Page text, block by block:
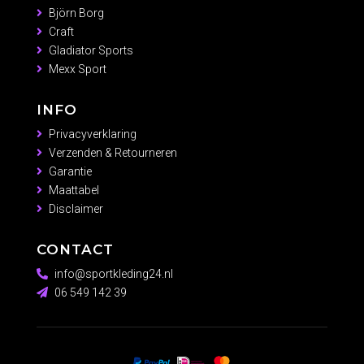
Björn Borg
Craft
Gladiator Sports
Mexx Sport
INFO
Privacyverklaring
Verzenden & Retourneren
Garantie
Maattabel
Disclaimer
CONTACT
info@sportkleding24.nl
06 549 142 39